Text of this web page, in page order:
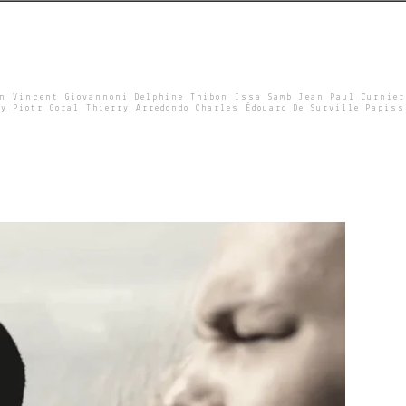
Vincent Giovannoni Delphine Thibon Issa Samb Jean Paul Curnier
Piotr Goral Thierry Arredondo Charles Édouard De Surville Papiss